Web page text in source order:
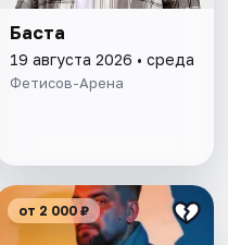
Баста
19 августа 2026 • среда
Фетисов-Арена
от 2 000 ₽